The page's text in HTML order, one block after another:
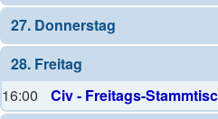
27. Donnerstag
28. Freitag
16:00
Civ - Freitags-